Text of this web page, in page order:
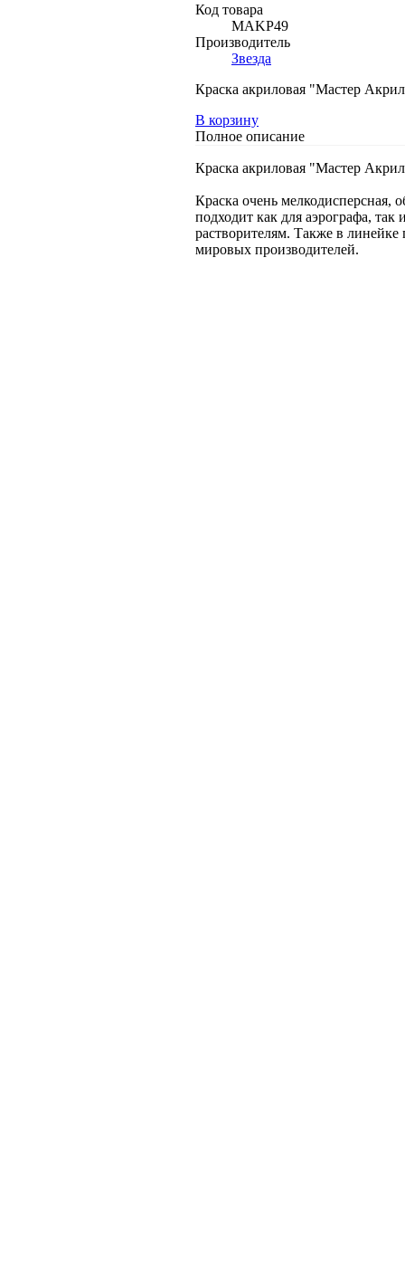
Код товара
MAKP49
Производитель
Звезда
Краска акриловая "Мастер
В корзину
Полное описание
Краска акриловая "Мастер
Краска очень мелкодисперсная,
подходит как для аэрографа,
растворителям. Также в
мировых производителей.